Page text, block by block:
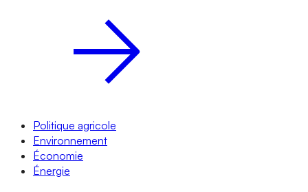
Politique agricole
Environnement
Économie
Énergie